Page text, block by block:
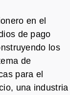
en el
de pago
los
de
para el
una industria